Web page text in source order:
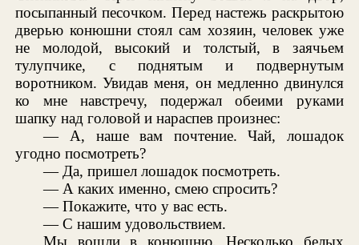
посыпанный песочком. Перед настежь раскрытою
дверью конюшни стоял сам хозяин, человек уже
не молодой, высокий и толстый, в заячьем
тулупчике, с поднятым и подвернутым
воротником. Увидав меня, он медленно двинулся
ко мне навстречу, подержал обеими руками
шапку над головой и нараспев произнес:
— А, наше вам почтение. Чай, лошадок
угодно посмотреть?
— Да, пришел лошадок посмотреть.
— А каких именно, смею спросить?
— Покажите, что у вас есть.
— С нашим удовольствием.
Мы вошли в конюшню. Несколько белых